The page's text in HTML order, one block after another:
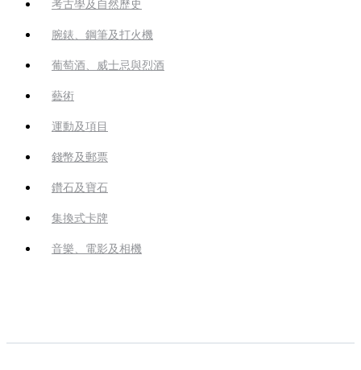
考古學及自然歷史
腕錶、鋼筆及打火機
葡萄酒、威士忌與烈酒
藝術
運動及項目
錢幣及郵票
鑽石及寶石
集換式卡牌
音樂、電影及相機